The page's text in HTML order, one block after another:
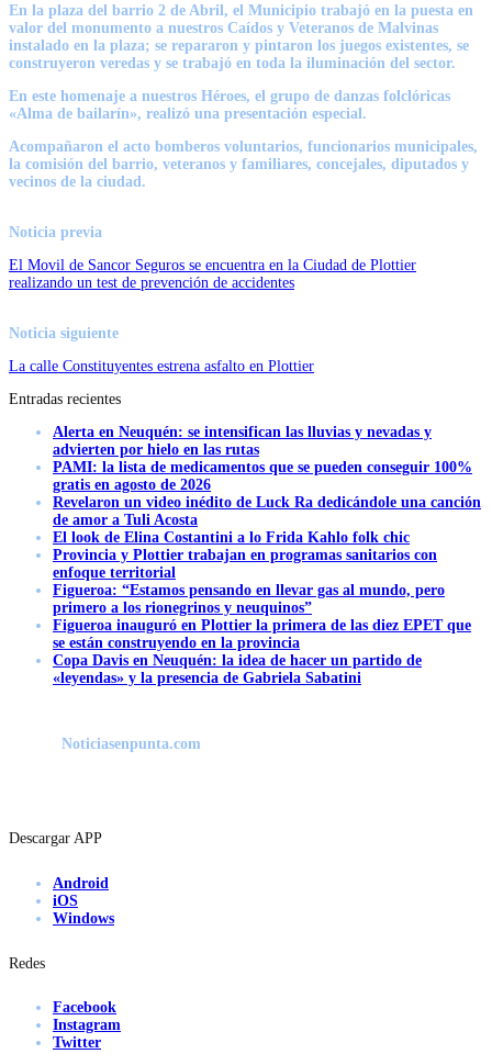
En la plaza del barrio 2 de Abril, el Municipio trabajó en la puesta en
valor del monumento a nuestros Caídos y Veteranos de Malvinas
instalado en la plaza; se repararon y pintaron los juegos existentes, se
construyeron veredas y se trabajó en toda la iluminación del sector.
En este homenaje a nuestros Héroes, el grupo de danzas folclóricas
«Alma de bailarín», realizó una presentación especial.
Acompañaron el acto bomberos voluntarios, funcionarios municipales,
la comisión del barrio, veteranos y familiares, concejales, diputados y
vecinos de la ciudad.
Noticia previa
El Movil de Sancor Seguros se encuentra en la Ciudad de Plottier
realizando un test de prevención de accidentes
Noticia siguiente
La calle Constituyentes estrena asfalto en Plottier
Entradas recientes
Alerta en Neuquén: se intensifican las lluvias y nevadas y
advierten por hielo en las rutas
PAMI: la lista de medicamentos que se pueden conseguir 100%
gratis en agosto de 2026
Revelaron un video inédito de Luck Ra dedicándole una canción
de amor a Tuli Acosta
El look de Elina Costantini a lo Frida Kahlo folk chic
Provincia y Plottier trabajan en programas sanitarios con
enfoque territorial
Figueroa: “Estamos pensando en llevar gas al mundo, pero
primero a los rionegrinos y neuquinos”
Figueroa inauguró en Plottier la primera de las diez EPET que
se están construyendo en la provincia
Copa Davis en Neuquén: la idea de hacer un partido de
«leyendas» y la presencia de Gabriela Sabatini
Noticiasenpunta.com
Descargar APP
Android
iOS
Windows
Redes
Facebook
Instagram
Twitter